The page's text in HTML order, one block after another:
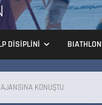
DİSİPLİNİ BIATHLON
KONUŞTU